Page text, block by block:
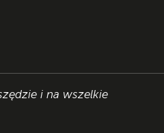
i na wszelkie